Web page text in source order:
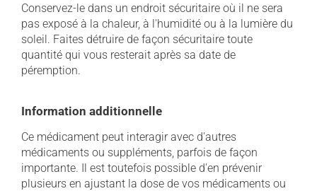
Conservez-le dans un endroit sécuritaire où il ne sera
pas exposé à la chaleur, à l'humidité ou à la lumière du
soleil. Faites détruire de façon sécuritaire toute
quantité qui vous resterait après sa date de
péremption.
Information additionnelle
Ce médicament peut interagir avec d'autres
médicaments ou suppléments, parfois de façon
importante. Il est toutefois possible d'en prévenir
plusieurs en ajustant la dose de vos médicaments ou